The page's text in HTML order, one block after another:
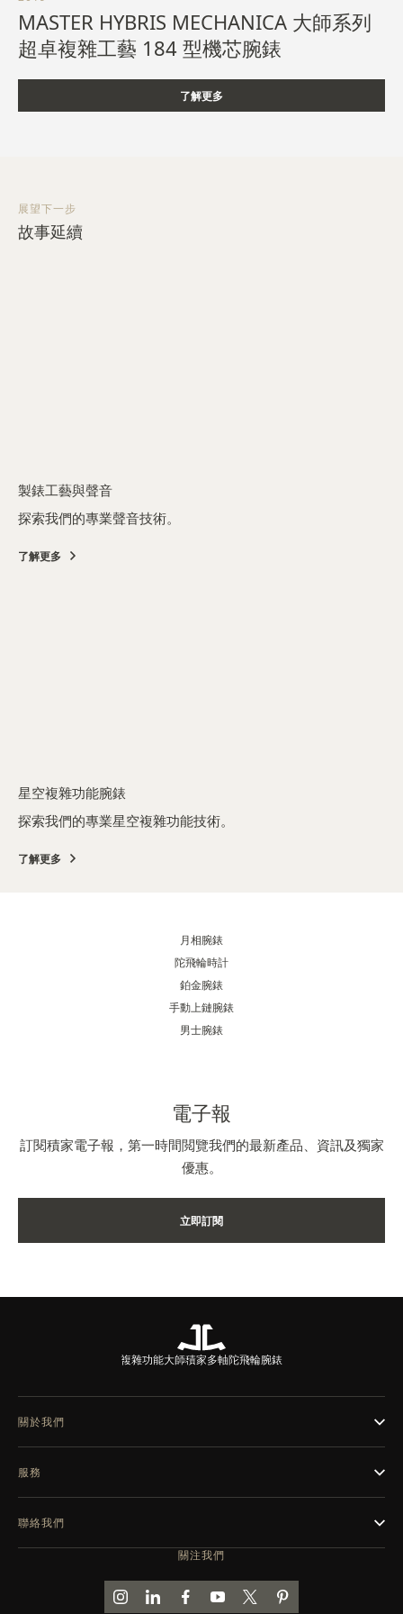
MASTER HYBRIS MECHANICA 大師系列
超卓複雜工藝 184 型機芯腕錶
了解更多
展望下一步
故事延續
製錶工藝與聲音
探索我們的專業聲音技術。
了解更多
星空複雜功能腕錶
探索我們的專業星空複雜功能技術。
了解更多
月相腕錶
陀飛輪時計
鉑金腕錶
手動上鏈腕錶
男士腕錶
電子報
訂閱積家電子報，第一時間閲覽我們的最新產品、資訊及獨家
優惠。
立即訂閱
複雜功能大師積家多軸陀飛輪腕錶
關注我們
前往積家 INSTAGRAM 頁面
前往積家 LINKEDIN 頁面
前往積家 FACEBOOK 頁面
前往積家 YOUTUBE 頁面
前往積家推特頁面
前往積家 PINTEREST
關於我們
服務
聯絡我們